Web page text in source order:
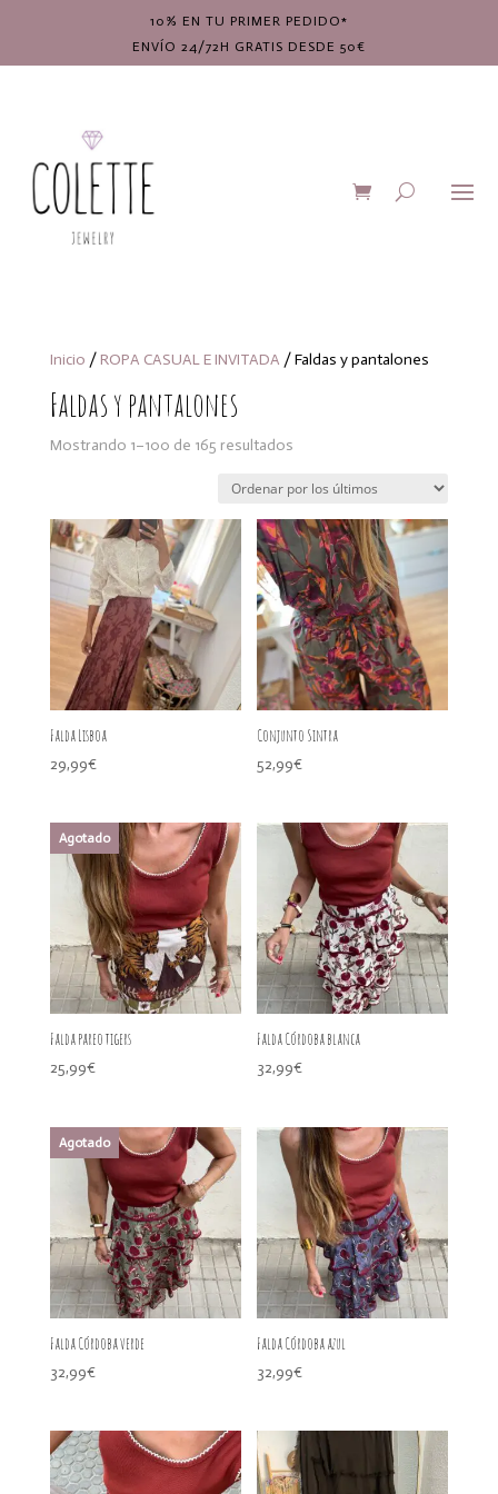
10% EN TU PRIMER PEDIDO*
ENVÍO 24/72H GRATIS DESDE 50€
Inicio / ROPA CASUAL E INVITADA / Faldas y pantalones
Faldas y pantalones
Mostrando 1–100 de 165 resultadosOrdenado
los
últimos
Falda Lisboa
29,99€
Conjunto Sintra
52,99€
Falda pareo tigers
25,99€
Falda Córdoba blanca
32,99€
Falda Córdoba verde
32,99€
Falda Córdoba azul
32,99€